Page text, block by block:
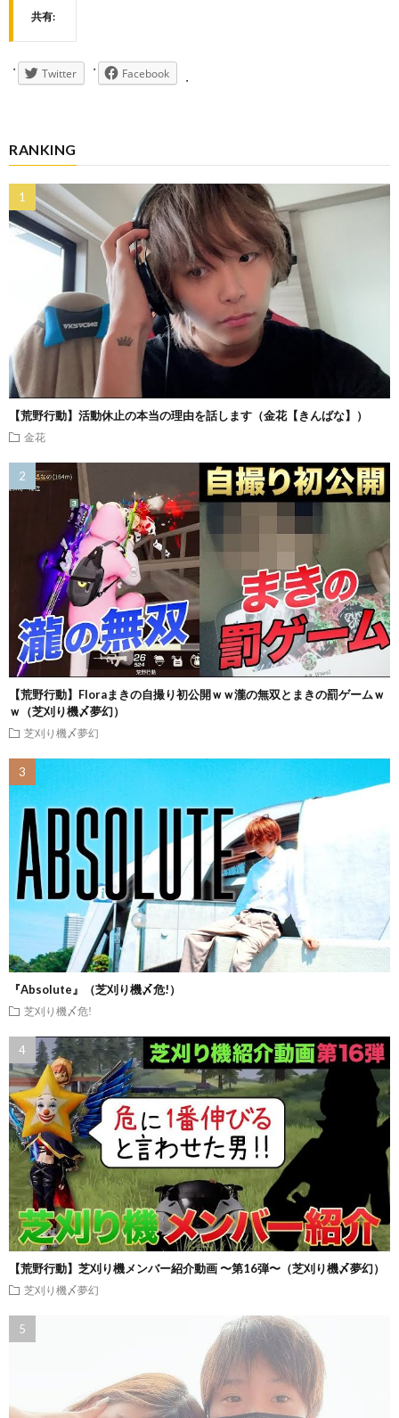
共有:
Twitter Facebook
RANKING
【荒野行動】活動休止の本当の理由を話します（金花【きんばな】）
金花
【荒野行動】Floraまきの自撮り初公開ｗｗ瀧の無双とまきの罰ゲームｗ
ｗ（芝刈り機〆夢幻）
芝刈り機〆夢幻
『Absolute』（芝刈り機〆危!）
芝刈り機〆危!
【荒野行動】芝刈り機メンバー紹介動画 〜第16弾〜（芝刈り機〆夢幻）
芝刈り機〆夢幻